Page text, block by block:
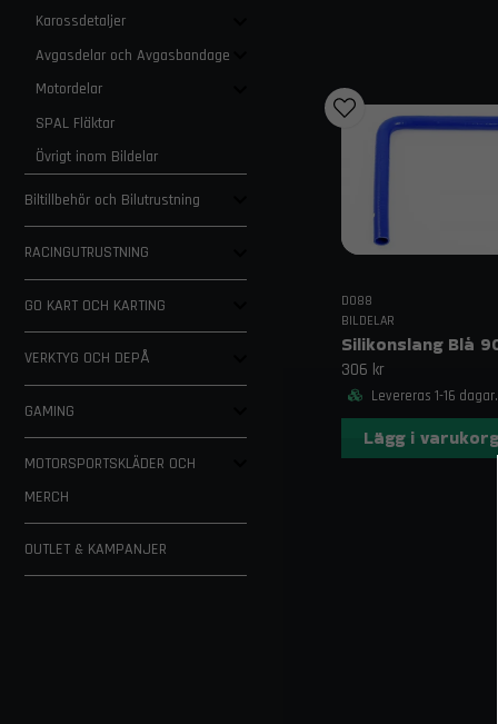
Karossdetaljer
Avgasdelar och Avgasbandage
Motordelar
SPAL Fläktar
Övrigt inom Bildelar
Biltillbehör och Bilutrustning
RACINGUTRUSTNING
GO KART OCH KARTING
VERKTYG OCH DEPÅ
GAMING
MOTORSPORTSKLÄDER OCH
MERCH
OUTLET & KAMPANJER
DO88
BILDELAR
306 kr
Levereras 1-16 dagar.
Lägg i